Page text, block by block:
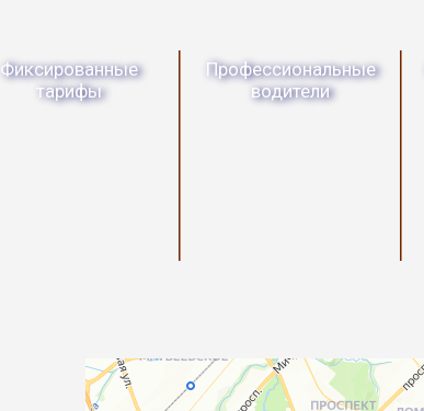
Фиксированные
тарифы
Профессиональные
водители